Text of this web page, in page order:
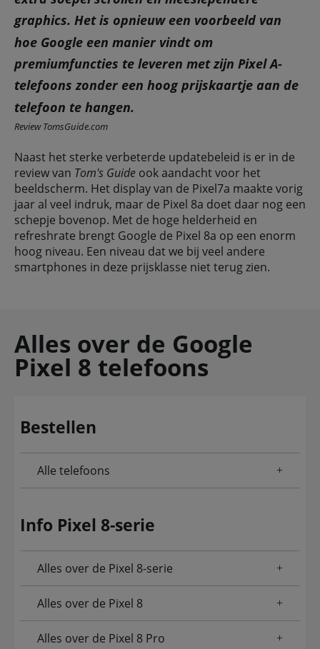
graphics. Het is opnieuw een voorbeeld van
hoe Google een manier vindt om
premiumfuncties te leveren met zijn Pixel A-
telefoons zonder een hoog prijskaartje aan de
telefoon te hangen.
Review TomsGuide.com
Naast het sterke verbeterde updatebeleid is er in de
review van Tom's Guide ook aandacht voor het
beeldscherm. Het display van de Pixel7a maakte vorig
jaar al veel indruk, maar de Pixel 8a doet daar nog een
schepje bovenop. Met de hoge helderheid en
refreshrate brengt Google de Pixel 8a op een enorm
hoog niveau. Een niveau dat we bij veel andere
smartphones in deze prijsklasse niet terug zien.
Alles over de Google
Pixel 8 telefoons
Bestellen
Alle telefoons
Info Pixel 8-serie
Alles over de Pixel 8-serie
Alles over de Pixel 8
Alles over de Pixel 8 Pro